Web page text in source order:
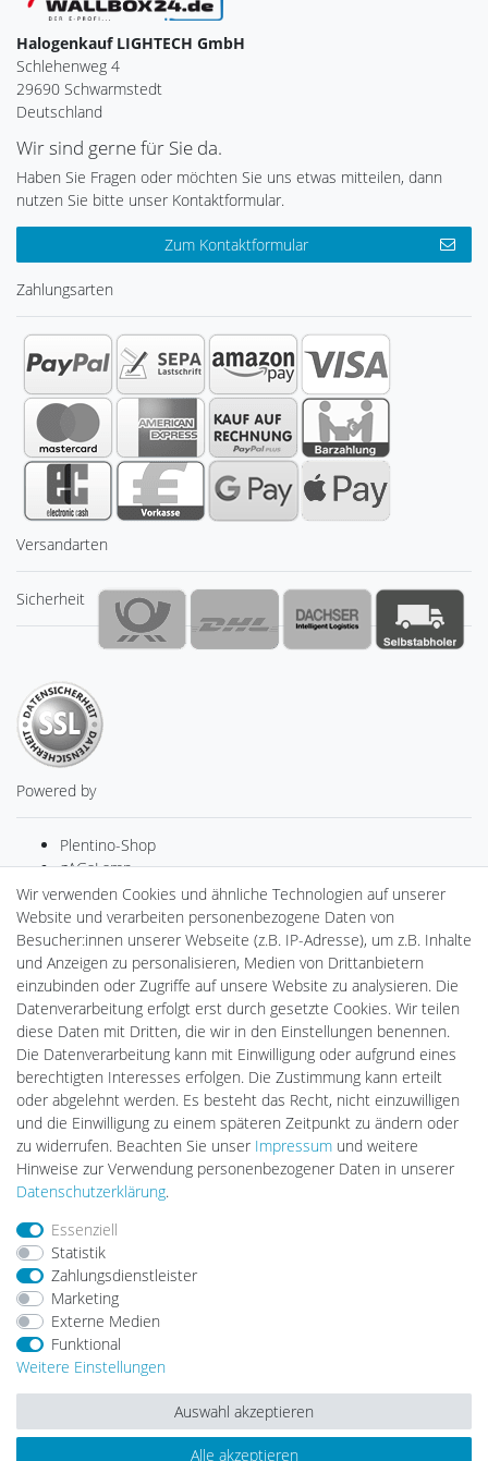
Halogenkauf LIGHTECH GmbH
Schlehenweg 4
29690 Schwarmstedt
Deutschland
Wir sind gerne für Sie da.
Haben Sie Fragen oder möchten Sie uns etwas mitteilen, dann
nutzen Sie bitte unser Kontaktformular.
Zum Kontaktformular
Zahlungsarten
Versandarten
Sicherheit
Powered by
Plentino-Shop
gAGaLamp
Drohnenstore24
Cardanlight-Shop
Batteriespeicher
PlentiSolar
Gebrauchtlicht
Ledkauf
DEYESOLAR
Lightech Connect
CardanLight Europe
FORTIMO LEDs
LED-RETROSHOP
MeinUSB
Barrierefreiheitserklärung
Wir verwenden Cookies und ähnliche Technologien auf unserer
Website und verarbeiten personenbezogene Daten von
Besucher:innen unserer Webseite (z.B. IP-Adresse), um z.B. Inhalte
und Anzeigen zu personalisieren, Medien von Drittanbietern
einzubinden oder Zugriffe auf unsere Website zu analysieren. Die
Datenverarbeitung erfolgt erst durch gesetzte Cookies. Wir teilen
diese Daten mit Dritten, die wir in den Einstellungen benennen.
Die Datenverarbeitung kann mit Einwilligung oder aufgrund eines
berechtigten Interesses erfolgen. Die Zustimmung kann erteilt
oder abgelehnt werden. Es besteht das Recht, nicht einzuwilligen
und die Einwilligung zu einem späteren Zeitpunkt zu ändern oder
zu widerrufen. Beachten Sie unser Impressum und weitere
Hinweise zur Verwendung personenbezogener Daten in unserer
Daten­schutz­erklärung.
Essenziell
Statistik
Zahlungsdienstleister
Marketing
Externe Medien
Funktional
Weitere Einstellungen
Alle akzeptieren
Auswahl akzeptieren